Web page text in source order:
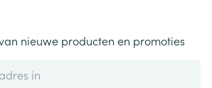
nieuwe producten en promoties